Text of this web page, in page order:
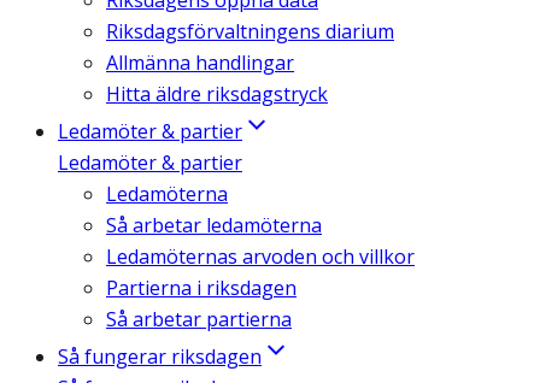
Riksdagsförvaltningens diarium
Allmänna handlingar
Hitta äldre riksdagstryck
Ledamöter & partier
Ledamöter & partier
Ledamöterna
Så arbetar ledamöterna
Ledamöternas arvoden och villkor
Partierna i riksdagen
Så arbetar partierna
Så fungerar riksdagen